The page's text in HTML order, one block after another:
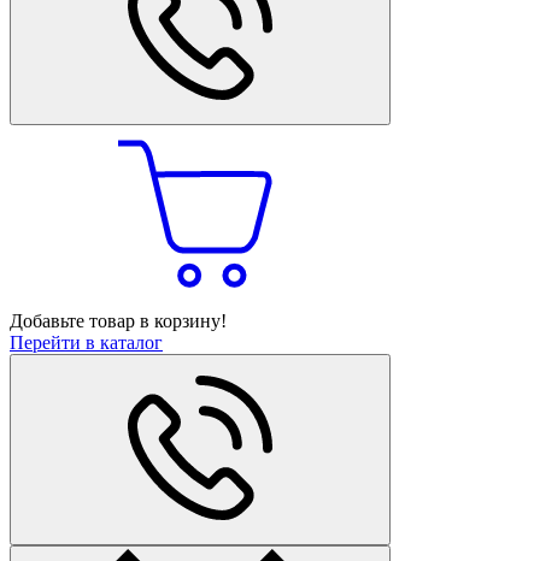
Добавьте товар в корзину!
Перейти в каталог